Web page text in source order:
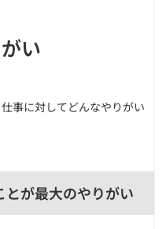
い
事に対してどんなやりがい
とが最大のやりがい